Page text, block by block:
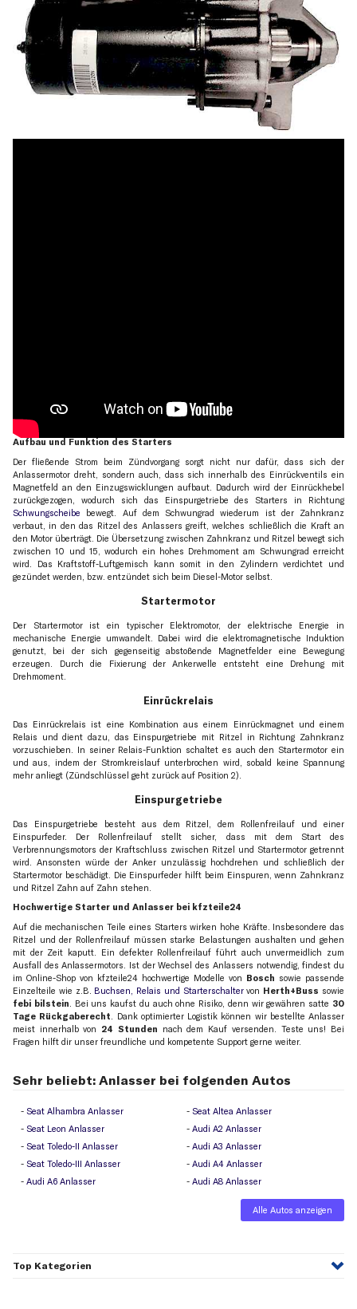
Aufbau und Funktion des Starters
Der fließende Strom beim Zündvorgang sorgt nicht nur dafür, dass sich der
Anlassermotor dreht, sondern auch, dass sich innerhalb des Einrückventils ein
Magnetfeld an den Einzugswicklungen aufbaut. Dadurch wird der Einrückhebel
zurückgezogen, wodurch sich das Einspurgetriebe des Starters in Richtung
Schwungscheibe bewegt. Auf dem Schwungrad wiederum ist der Zahnkranz
verbaut, in den das Ritzel des Anlassers greift, welches schließlich die Kraft an
den Motor überträgt. Die Übersetzung zwischen Zahnkranz und Ritzel bewegt sich
zwischen 10 und 15, wodurch ein hohes Drehmoment am Schwungrad erreicht
wird. Das Kraftstoff-Luftgemisch kann somit in den Zylindern verdichtet und
gezündet werden, bzw. entzündet sich beim Diesel-Motor selbst.
Startermotor
Der Startermotor ist ein typischer Elektromotor, der elektrische Energie in
mechanische Energie umwandelt. Dabei wird die elektromagnetische Induktion
genutzt, bei der sich gegenseitig abstoßende Magnetfelder eine Bewegung
erzeugen. Durch die Fixierung der Ankerwelle entsteht eine Drehung mit
Drehmoment.
Einrückrelais
Das Einrückrelais ist eine Kombination aus einem Einrückmagnet und einem
Relais und dient dazu, das Einspurgetriebe mit Ritzel in Richtung Zahnkranz
vorzuschieben. In seiner Relais-Funktion schaltet es auch den Startermotor ein
und aus, indem der Stromkreislauf unterbrochen wird, sobald keine Spannung
mehr anliegt (Zündschlüssel geht zurück auf Position 2).
Einspurgetriebe
Das Einspurgetriebe besteht aus dem Ritzel, dem Rollenfreilauf und einer
Einspurfeder. Der Rollenfreilauf stellt sicher, dass mit dem Start des
Verbrennungsmotors der Kraftschluss zwischen Ritzel und Startermotor getrennt
wird. Ansonsten würde der Anker unzulässig hochdrehen und schließlich der
Startermotor beschädigt. Die Einspurfeder hilft beim Einspuren, wenn Zahnkranz
und Ritzel Zahn auf Zahn stehen.
Hochwertige Starter und Anlasser bei kfzteile24
Auf die mechanischen Teile eines Starters wirken hohe Kräfte. Insbesondere das
Ritzel und der Rollenfreilauf müssen starke Belastungen aushalten und gehen
mit der Zeit kaputt. Ein defekter Rollenfreilauf führt auch unvermeidlich zum
Ausfall des Anlassermotors. Ist der Wechsel des Anlassers notwendig, findest du
im Online-Shop von kfzteile24 hochwertige Modelle von Bosch sowie passende
Einzelteile wie z.B. Buchsen, Relais und Starterschaltervon Herth+Buss sowie
febi bilstein. Bei uns kaufst du auch ohne Risiko, denn wir gewähren satte 30
Tage Rückgaberecht. Dank optimierter Logistik können wir bestellte Anlasser
meist innerhalb von 24 Stunden nach dem Kauf versenden. Teste uns! Bei
Fragen hilft dir unser freundliche und kompetente Support gerne weiter.
Sehr beliebt: Anlasser bei folgenden Autos
Seat Alhambra Anlasser
Seat Altea Anlasser
Seat Leon Anlasser
Audi A2 Anlasser
Seat Toledo-II Anlasser
Audi A3 Anlasser
Seat Toledo-III Anlasser
Audi A4 Anlasser
Audi A6 Anlasser
Audi A8 Anlasser
Alle Autos anzeigen
Top Kategorien